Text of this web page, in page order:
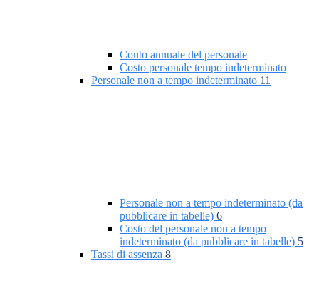
Conto annuale del personale
Costo personale tempo indeterminato
Personale non a tempo indeterminato 11
Personale non a tempo indeterminato (da
pubblicare in tabelle) 6
Costo del personale non a tempo
indeterminato (da pubblicare in tabelle) 5
Tassi di assenza 8